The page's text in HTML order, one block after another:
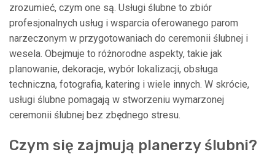
zrozumieć, czym one są. Usługi ślubne to zbiór
profesjonalnych usług i wsparcia oferowanego parom
narzeczonym w przygotowaniach do ceremonii ślubnej i
wesela. Obejmuje to różnorodne aspekty, takie jak
planowanie, dekoracje, wybór lokalizacji, obsługa
techniczna, fotografia, katering i wiele innych. W skrócie,
usługi ślubne pomagają w stworzeniu wymarzonej
ceremonii ślubnej bez zbędnego stresu.
Czym się zajmują planerzy ślubni?